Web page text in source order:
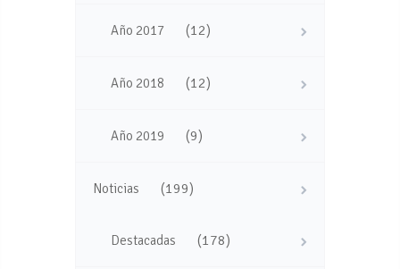
Año 2017 (12)
Año 2018 (12)
Año 2019 (9)
Noticias (199)
Destacadas (178)